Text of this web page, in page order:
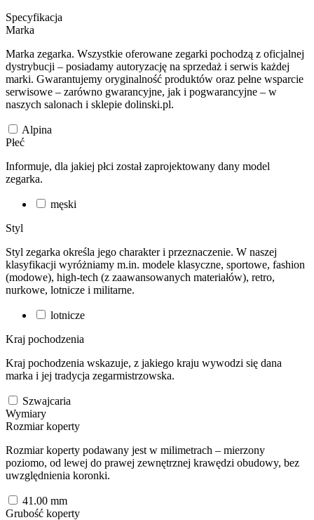
Specyfikacja
Marka
Marka zegarka. Wszystkie oferowane zegarki pochodzą z oficjalnej
dystrybucji – posiadamy autoryzację na sprzedaż i serwis każdej
marki. Gwarantujemy oryginalność produktów oraz pełne wsparcie
serwisowe – zarówno gwarancyjne, jak i pogwarancyjne – w
naszych salonach i sklepie dolinski.pl.
Alpina
Płeć
Informuje, dla jakiej płci został zaprojektowany dany model
zegarka.
męski
Styl
Styl zegarka określa jego charakter i przeznaczenie. W naszej
klasyfikacji wyróżniamy m.in. modele klasyczne, sportowe, fashion
(modowe), high-tech (z zaawansowanych materiałów), retro,
nurkowe, lotnicze i militarne.
lotnicze
Kraj pochodzenia
Kraj pochodzenia wskazuje, z jakiego kraju wywodzi się dana
marka i jej tradycja zegarmistrzowska.
Szwajcaria
Wymiary
Rozmiar koperty
Rozmiar koperty podawany jest w milimetrach – mierzony
poziomo, od lewej do prawej zewnętrznej krawędzi obudowy, bez
uwzględnienia koronki.
41.00 mm
Grubość koperty